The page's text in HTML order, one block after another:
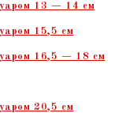
13 — 14 см
15,5 см
16,5 — 18 см
20,5 см